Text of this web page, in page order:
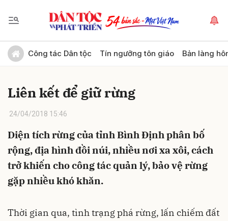
Công tác Dân tộc Tín ngưỡng tôn giáo Bản làng
Liên kết để giữ rừng
24/04/2018 15:46
Diện tích rừng của tỉnh Bình Định phân bố
rộng, địa hình đồi núi, nhiều nơi xa xôi, cách
trở khiến cho công tác quản lý, bảo vệ rừng
gặp nhiều khó khăn.
Thời gian qua, tình trạng phá rừng, lấn chiếm đất
Gửi bình luận
Hủy Gửi